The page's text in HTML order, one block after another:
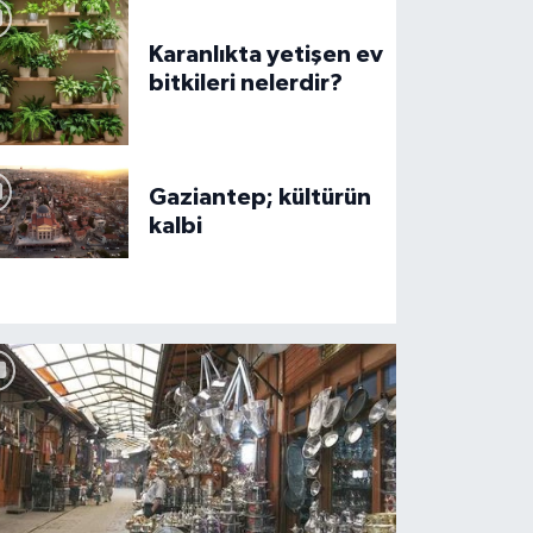
bin bahçeli ev başvuru şartları
Karanlıkta yetişen ev
bitkileri nelerdir?
Gaziantep; kültürün
kalbi